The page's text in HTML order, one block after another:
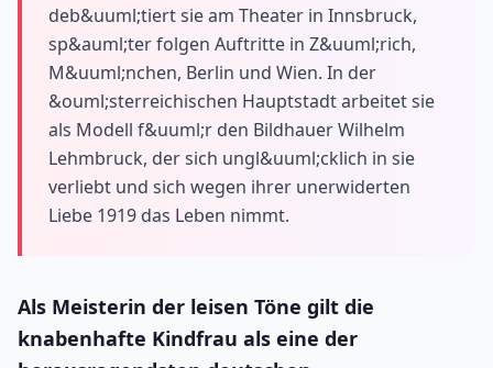
deb&uuml;tiert sie am Theater in Innsbruck,
sp&auml;ter folgen Auftritte in Z&uuml;rich,
M&uuml;nchen, Berlin und Wien. In der
&ouml;sterreichischen Hauptstadt arbeitet sie
als Modell f&uuml;r den Bildhauer Wilhelm
Lehmbruck, der sich ungl&uuml;cklich in sie
verliebt und sich wegen ihrer unerwiderten
Liebe 1919 das Leben nimmt.
Als Meisterin der leisen Töne gilt die
knabenhafte Kindfrau als eine der